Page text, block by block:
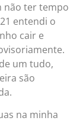
não ter tempo
entendi o
cair e
um tudo,
são
na minha